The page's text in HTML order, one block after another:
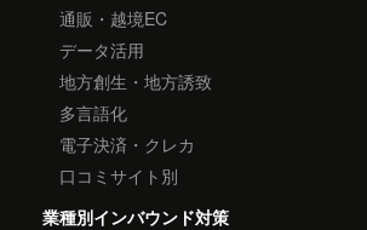
通販・越境EC
データ活用
地方創生・地方誘致
多言語化
電子決済・クレカ
口コミサイト別
業種別インバウンド対策